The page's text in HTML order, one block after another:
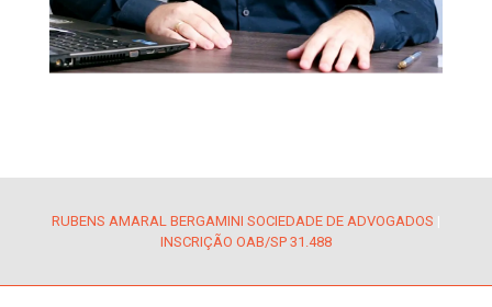
RUBENS AMARAL BERGAMINI SOCIEDADE DE ADVOGADOS |
INSCRIÇÃO OAB/SP 31.488